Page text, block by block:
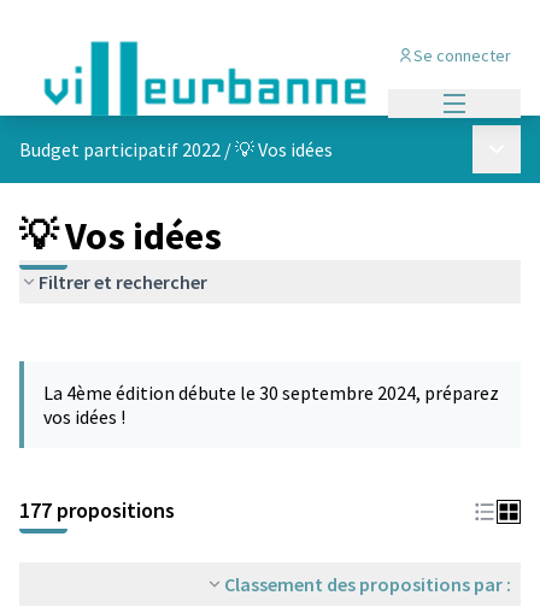
Se connecter
Budget participatif 2022 /💡 Vos idées
💡 Vos idées
Filtrer et rechercher
−
La 4ème édition débute le 30 septembre 2024, préparez
vos idées !
177 propositions
Classement des propositions par :